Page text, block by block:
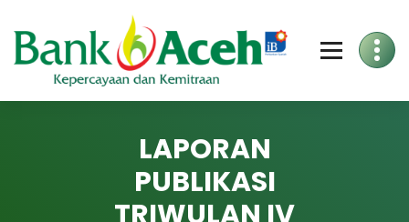
to
Content
LAPORAN
PUBLIKASI